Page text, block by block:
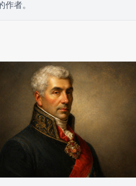
作者。